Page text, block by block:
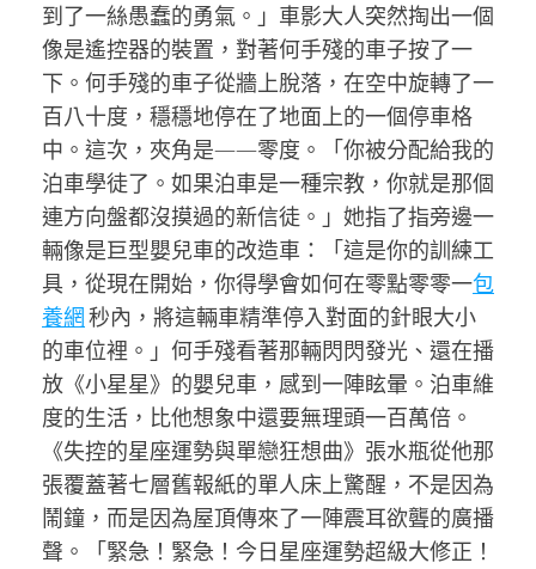
到了一絲愚蠢的勇氣。」車影大人突然掏出一個
像是遙控器的裝置，對著何手殘的車子按了一
下。何手殘的車子從牆上脫落，在空中旋轉了一
百八十度，穩穩地停在了地面上的一個停車格
中。這次，夾角是——零度。「你被分配給我的
泊車學徒了。如果泊車是一種宗教，你就是那個
連方向盤都沒摸過的新信徒。」她指了指旁邊一
輛像是巨型嬰兒車的改造車：「這是你的訓練工
具，從現在開始，你得學會如何在零點零零一包
養網秒內，將這輛車精準停入對面的針眼大小
的車位裡。」何手殘看著那輛閃閃發光、還在播
放《小星星》的嬰兒車，感到一陣眩暈。泊車維
度的生活，比他想象中還要無理頭一百萬倍。
《失控的星座運勢與單戀狂想曲》張水瓶從他那
張覆蓋著七層舊報紙的單人床上驚醒，不是因為
鬧鐘，而是因為屋頂傳來了一陣震耳欲聾的廣播
聲。「緊急！緊急！今日星座運勢超級大修正！